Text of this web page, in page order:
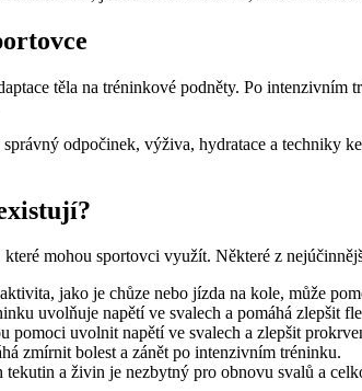
těla na tréninkové podněty. Po
správný odpočinek, výživa, hydratace a
mohou sportovci využít. Některé z
jako je chůze nebo jízda na kole, může
uvolňuje napětí ve svalech a pomáhá zlepšit
pomoci uvolnit napětí ve svalech a zlepšit
zmírnit bolest a zánět po intenzivním tréninku.
tekutin a živin je nezbytný pro obnovu svalů a